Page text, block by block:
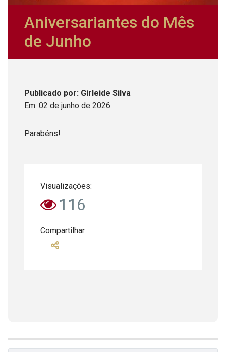
Aniversariantes do Mês
de Junho
Publicado por: Girleide Silva
Em: 02 de junho de 2026
Parabéns!
Visualizações:
116
Compartilhar